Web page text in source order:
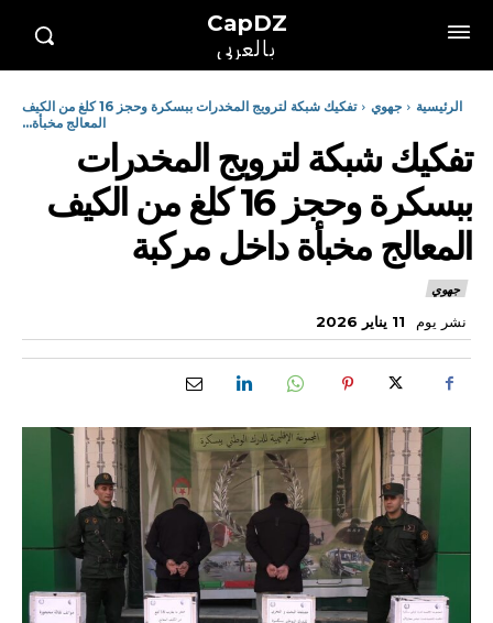
CapDZ
بالعربي
الرئيسية جهوي
تفكيك شبكة لترويج المخدرات ببسكرة وحجز 16 كلغ من الكيف
المعالج مخبأة...
تفكيك شبكة لترويج المخدرات
ببسكرة وحجز 16 كلغ من الكيف
المعالج مخبأة داخل مركبة
جهوي
نشر يوم 11 يناير 2026